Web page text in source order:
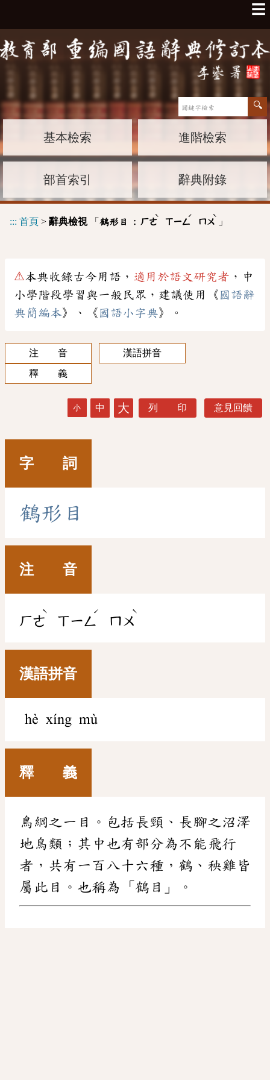
☰
基本檢索 進階檢索
部首索引 辭典附錄
::: 首頁 > 辭典檢視「 鶴形目 : ㄏㄜ
ˋ
ㄒㄧㄥ
ˊ
ㄇㄨ
ˋ
」
⚠本典收錄古今用語， 適用於語文研究者 ，中
小學階段學習與一般民眾，建議使用《 國語辭
典簡編本》、《 國語小字典》。
注 音
漢語拼音
釋 義
小 中 大 列 印 意見回饋
字 詞
鶴形 目
注 音
ㄏㄜ
ˋ
ㄒㄧㄥ
ˊ
ㄇㄨ
ˋ
漢語拼音
hè xíng mù
釋 義
鳥綱之一目。包括長頸、長腳之沼澤
地鳥類；其中也有部分為不能飛行
者，共有一百八十六種，鶴、秧雞皆
屬此目。也稱為「鶴目」。